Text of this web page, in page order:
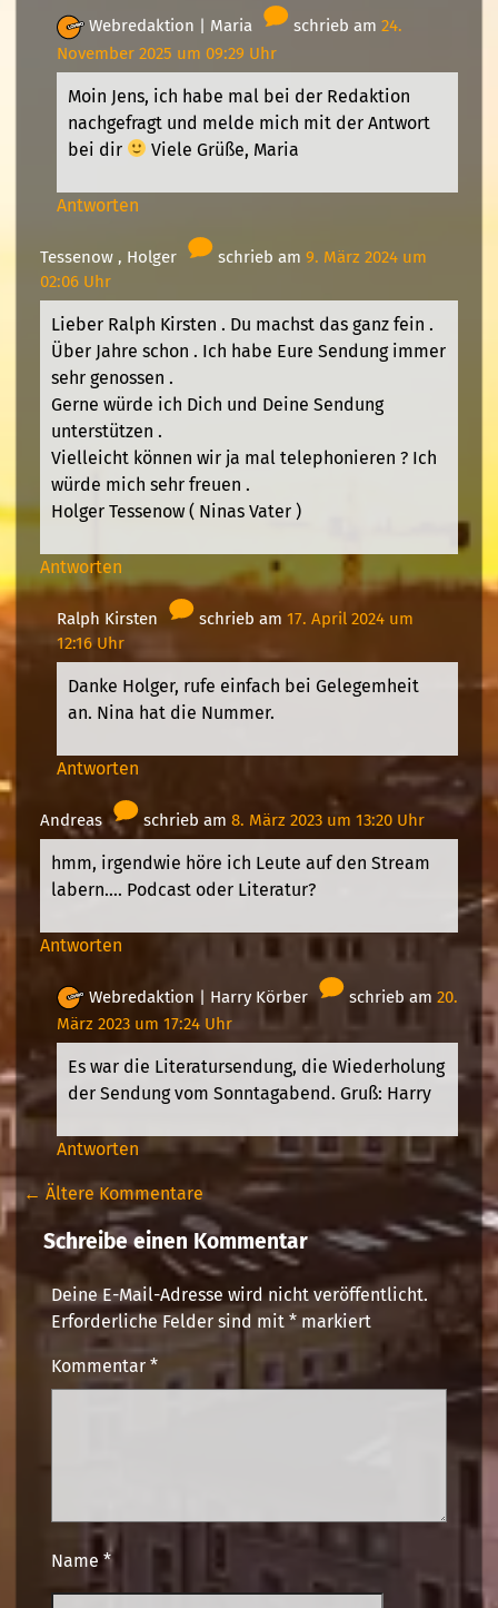
Webredaktion | Maria schrieb am 24.
November 2025 um 09:29 Uhr
Moin Jens, ich habe mal bei der Redaktion
nachgefragt und melde mich mit der Antwort
bei dir
Viele Grüße, Maria
Antworten
Tessenow , Holger schrieb am 9. März 2024 um
02:06 Uhr
Lieber Ralph Kirsten . Du machst das ganz fein .
Über Jahre schon . Ich habe Eure Sendung immer
sehr genossen .
Gerne würde ich Dich und Deine Sendung
unterstützen .
Vielleicht können wir ja mal telephonieren ? Ich
würde mich sehr freuen .
Holger Tessenow ( Ninas Vater )
Antworten
Ralph Kirsten schrieb am 17. April 2024 um
12:16 Uhr
Danke Holger, rufe einfach bei Gelegemheit
an. Nina hat die Nummer.
Antworten
Andreas schrieb am 8. März 2023 um 13:20 Uhr
hmm, irgendwie höre ich Leute auf den Stream
labern…. Podcast oder Literatur?
Antworten
Webredaktion | Harry Körber schrieb am 20.
März 2023 um 17:24 Uhr
Es war die Literatursendung, die Wiederholung
der Sendung vom Sonntagabend. Gruß: Harry
Antworten
← Ältere Kommentare
Schreibe einen Kommentar
Deine E-Mail-Adresse wird nicht veröffentlicht.
Erforderliche Felder sind mit *markiert
Kommentar *
Name *